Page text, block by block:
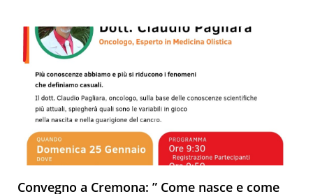
Convegno a Cremona: ” Come nasce e come